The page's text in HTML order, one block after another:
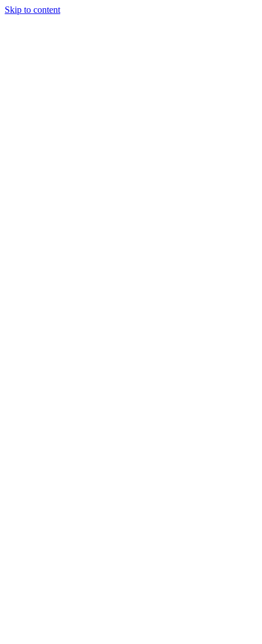
Skip to content